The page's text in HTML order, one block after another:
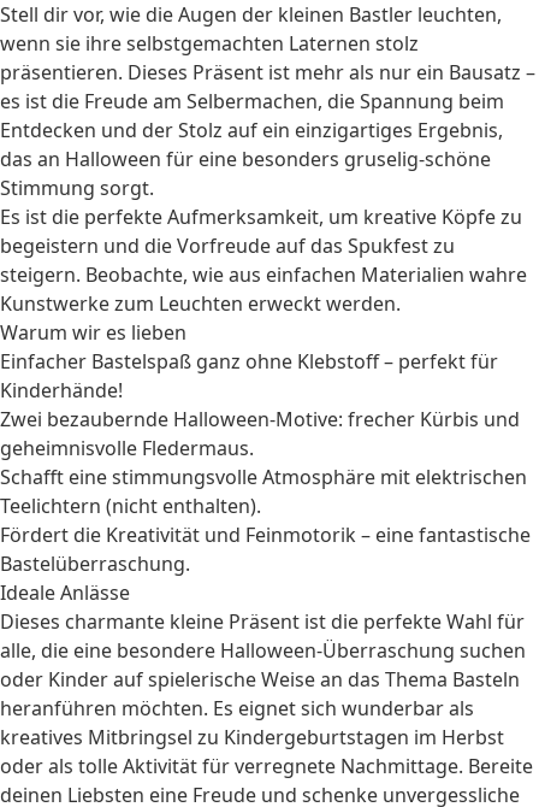
Stell dir vor, wie die Augen der kleinen Bastler leuchten,
wenn sie ihre selbstgemachten Laternen stolz
präsentieren. Dieses Präsent ist mehr als nur ein Bausatz –
es ist die Freude am Selbermachen, die Spannung beim
Entdecken und der Stolz auf ein einzigartiges Ergebnis,
das an Halloween für eine besonders gruselig-schöne
Stimmung sorgt.
Es ist die perfekte Aufmerksamkeit, um kreative Köpfe zu
begeistern und die Vorfreude auf das Spukfest zu
steigern. Beobachte, wie aus einfachen Materialien wahre
Kunstwerke zum Leuchten erweckt werden.
Warum wir es lieben
Einfacher Bastelspaß ganz ohne Klebstoff – perfekt für
Kinderhände!
Zwei bezaubernde Halloween-Motive: frecher Kürbis und
geheimnisvolle Fledermaus.
Schafft eine stimmungsvolle Atmosphäre mit elektrischen
Teelichtern (nicht enthalten).
Fördert die Kreativität und Feinmotorik – eine fantastische
Bastelüberraschung.
Ideale Anlässe
Dieses charmante kleine Präsent ist die perfekte Wahl für
alle, die eine besondere Halloween-Überraschung suchen
oder Kinderauf spielerische Weise an das Thema Basteln
heranführen möchten. Es eignet sich wunderbar als
kreatives Mitbringsel zu Kindergeburtstagen im Herbst
oder als tolle Aktivität für verregnete Nachmittage. Bereite
deinen Liebsten eine Freude und schenke unvergessliche